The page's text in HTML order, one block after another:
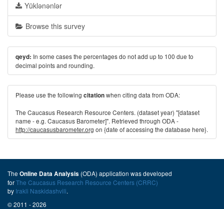
Yüklənənlər
Browse this survey
qeyd: In some cases the percentages do not add up to 100 due to
decimal points and rounding.
Please use the following citationwhen citing data from ODA:
The Caucasus Research Resource Centers. (dataset year) "[dataset
name - e.g. Caucasus Barometer]". Retrieved through ODA -
http://caucasusbarometer.org on {date of accessing the database here}.
The Online Data Analysis (ODA) application was developed
forThe Caucasus Research Resource Centers (CRRC)
by Irakli Naskidashvili.
© 2011 - 2026